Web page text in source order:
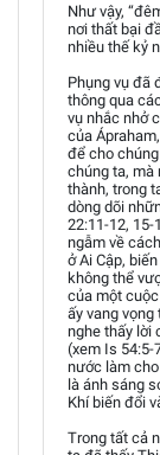
Như vậy,
nơi thất bại
nhiều thế kỷ
Phụng vụ đã
thông qua
vụ nhắc nhở
của
để cho
chúng ta, mà
thành, trong
dòng dõi
22:11-12, 15-
ngẫm về
ở Ai Cập,
không thể
của một
ấy vang
nghe thấy lời
(xem Is 54:5-
nước làm
là ánh sáng
Khí biến đổi
Trong tất cả